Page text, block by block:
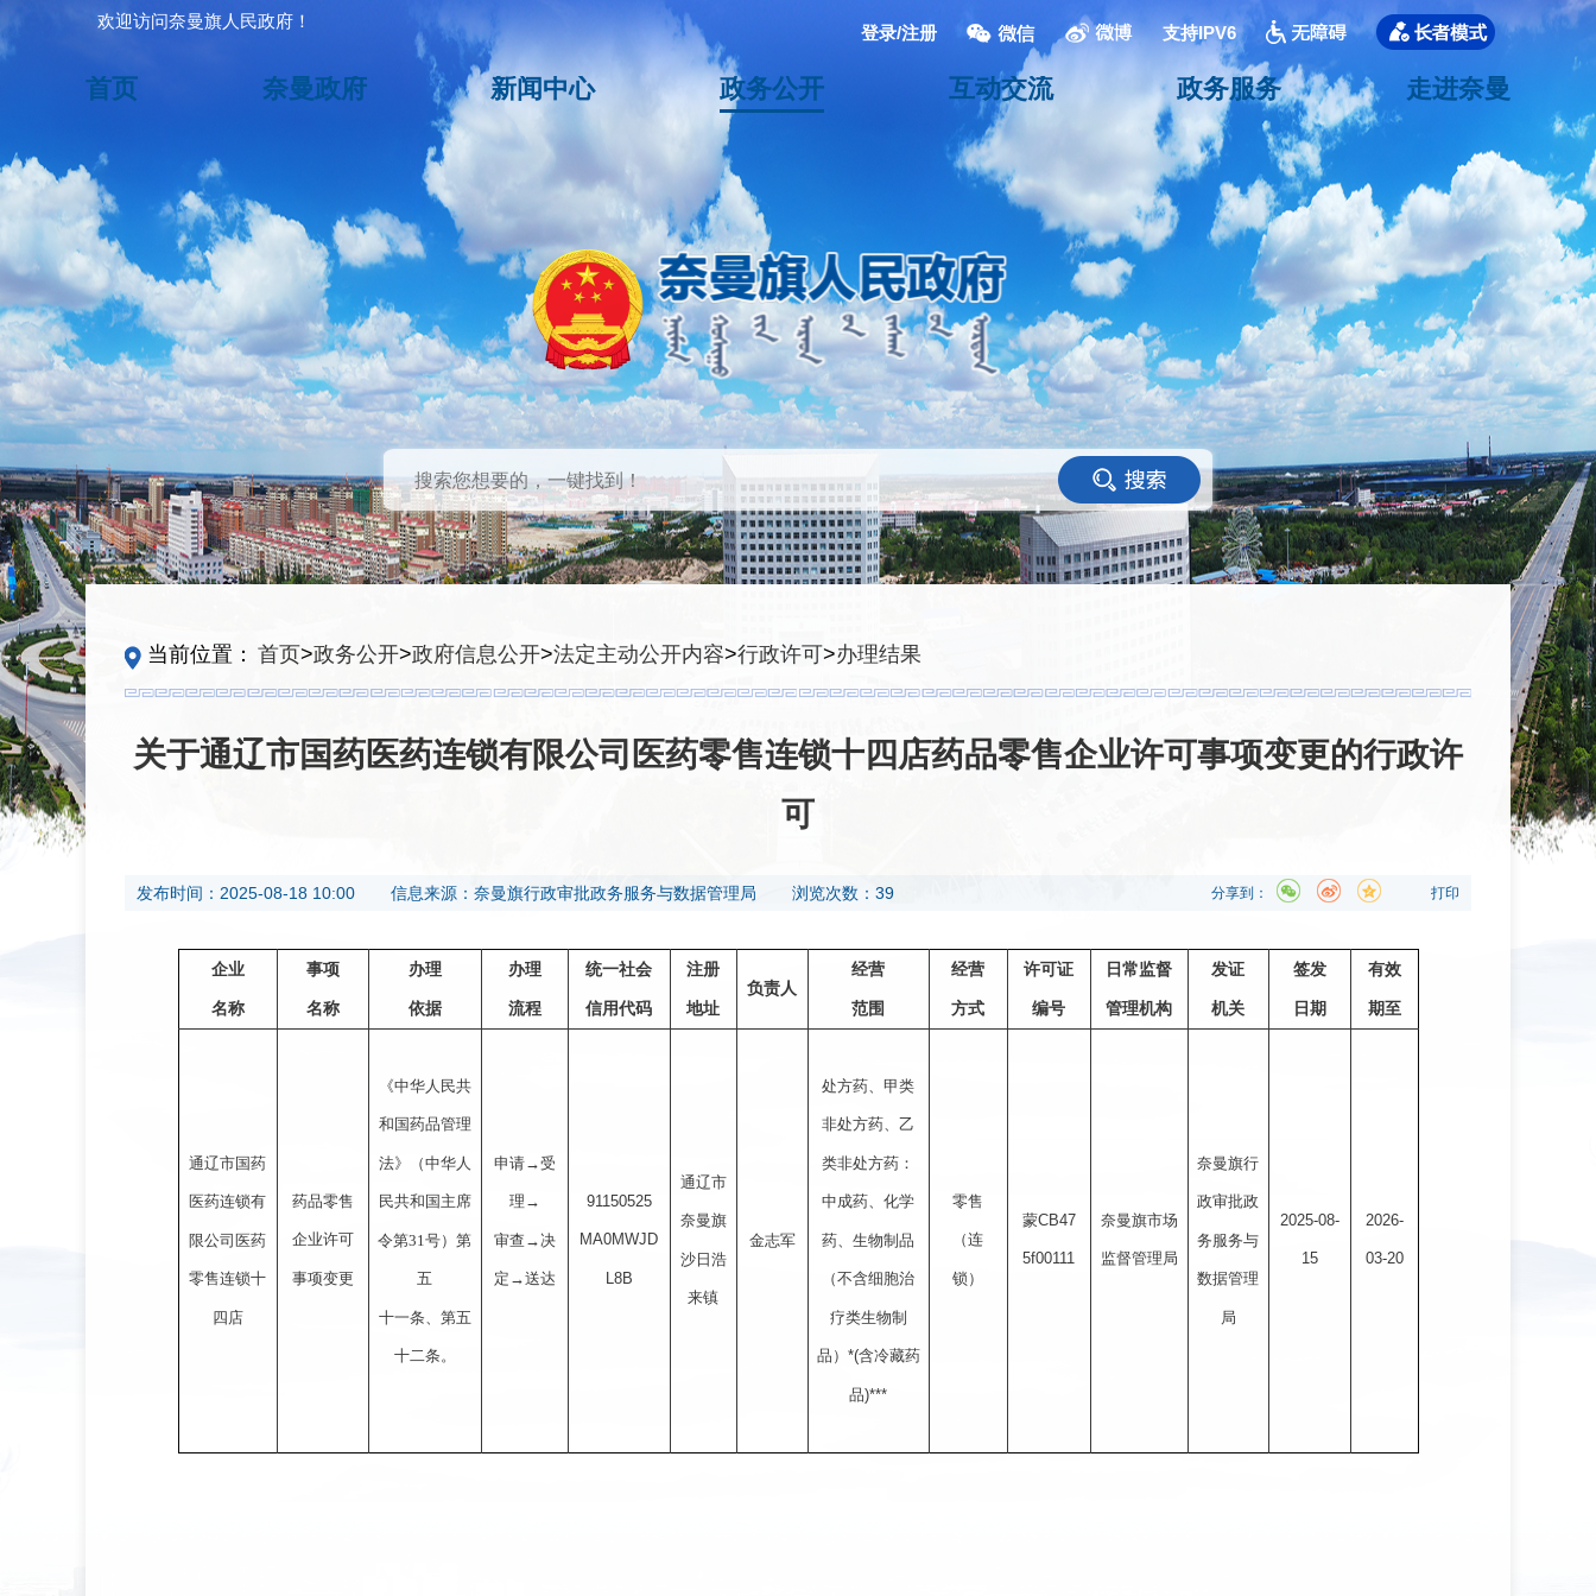
欢迎访问奈曼旗人民政府！
登录/注册 支持IPV6
首页 奈曼政府 新闻中心 政务公开 互动交流 政务服务 走进奈曼
当前位置： 首页>政务公开>政府信息公开>法定主动公开内容>行政许可>办理结果
关于通辽市国药医药连锁有限公司医药零售连锁十四店药品零售企业许可事项变更的行政许
可
发布时间： 2025-08-18 10:00 信息来源： 奈曼旗行政审批政务服务与数据管理局 浏览次数：39 打印
分享到：
企业
名称
事项
名称
办理
依据
办理
流程
统一社会
信用代码
注册
地址
负责人
经营
范围
经营
方式
许可证
编号
日常监督
管理机构
发证
机关
签发
日期
有效
期至
通辽市国药
医药连锁有
限公司医药
零售连锁十
四店
药品零售
企业许可
事项变更
《中华人民共
和国药品管理
法》（中华人
民共和国主席
令第31号）第
五
十一条、第五
十二条。
申请→受
理→
审查→决
定→送达
91150525
MA0MWJD
L8B
通辽市
奈曼旗
沙日浩
来镇
金志军
处方药、甲类
非处方药、乙
类非处方药：
中成药、化学
药、生物制品
（不含细胞治
疗类生物制
品） *(含冷藏药
品)***
零售
（连
锁）
蒙CB47
5f00111
奈曼旗市场
监督管理局
奈曼旗行
政审批政
务服务与
数据管理
局
2025-08-
15
2026-
03-20